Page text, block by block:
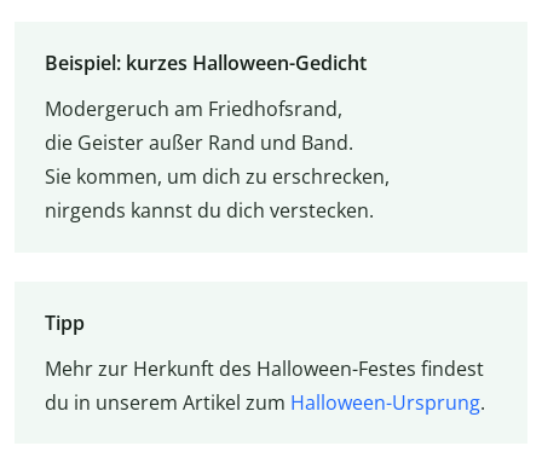
Beispiel: kurzes Halloween-Gedicht
Modergeruch am Friedhofsrand,
die Geister außer Rand und Band.
Sie kommen, um dich zu erschrecken,
nirgends kannst du dich verstecken.
Tipp
Mehr zur Herkunft des Halloween-Festes findest
du in unserem Artikel zum Halloween-Ursprung.